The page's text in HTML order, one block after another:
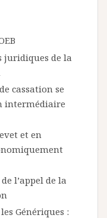
juridiques de la
cassation se
intermédiaire
et en
l’appel de la
Génériques :